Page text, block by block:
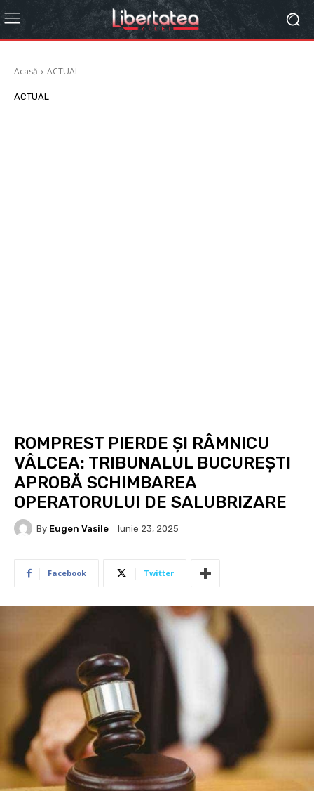
Acasă ACTUAL
ACTUAL
ROMPREST PIERDE ȘI RÂMNICU
VÂLCEA: TRIBUNALUL BUCUREȘTI
APROBĂ SCHIMBAREA
OPERATORULUI DE SALUBRIZARE
By Eugen Vasile Iunie 23, 2025
Facebook Twitter